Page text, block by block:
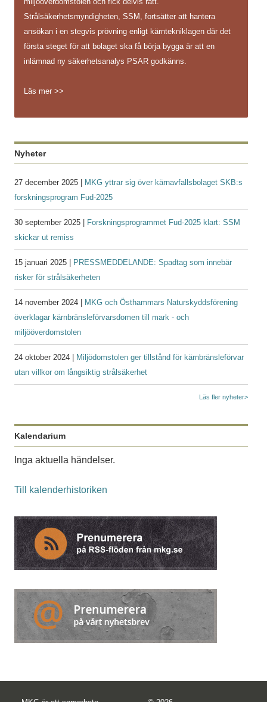
Strålsäkerhetsmyndigheten, SSM, fortsätter att hantera
ansökan i en stegvis prövning enligt kärntekniklagen där det
första steget för att bolaget ska få börja bygga är att en
inlämnad ny säkerhetsanalys PSAR godkänns.
Läs mer >>
Nyheter
27 december 2025 |
MKG yttrar sig över kärnavfallsbolaget SKB:s
forskningsprogram Fud-2025
30 september 2025 |
Forskningsprogrammet Fud-2025 klart: SSM
skickar ut remiss
15 januari 2025 |
PRESSMEDDELANDE: Spadtag som innebär
risker för strålsäkerheten
14 november 2024 |
MKG och Östhammars Naturskyddsförening
överklagar kärnbränsleförvarsdomen till mark - och
miljööverdomstolen
24 oktober 2024 |
Miljödomstolen ger tillstånd för kärnbränsleförvar
utan villkor om långsiktig strålsäkerhet
Läs fler nyheter>
Kalendarium
Inga aktuella händelser.
Till kalenderhistoriken